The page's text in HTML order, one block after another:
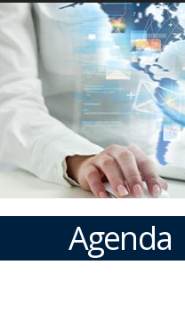
Agenda